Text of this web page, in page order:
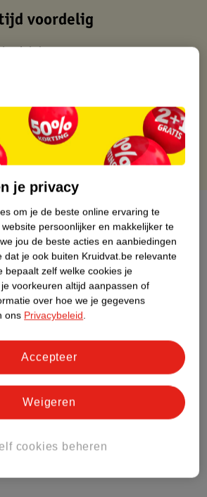
voordelig
22:00 uur besteld, volgende dag in huis
vanaf 50.00
je Kruidvat kaart
Impact Score.
je privacy
om je de beste online ervaring te
persoonlijker en makkelijker te
jou de beste acties en aanbiedingen
dat je ook buiten Kruidvat.be relevante
bepaalt zelf welke cookies je
voorkeuren altijd aanpassen of
over hoe we je gegevens
ons Privacybeleid.
cookies beheren
Weigeren
Accepteer